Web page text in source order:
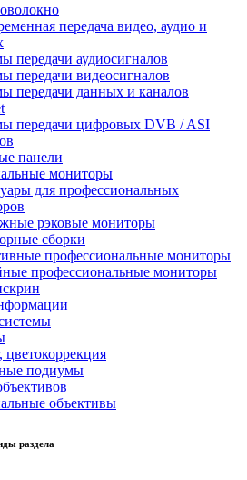
передача видео, аудио и
передачи аудиосигналов
передачи видеосигналов
передачи данных и каналов
передачи цифровых DVB / ASI
панели
мониторы
для профессиональных
рэковые мониторы
сборки
профессиональные мониторы
профессиональные мониторы
цветокоррекция
подиумы
объективы
раздела